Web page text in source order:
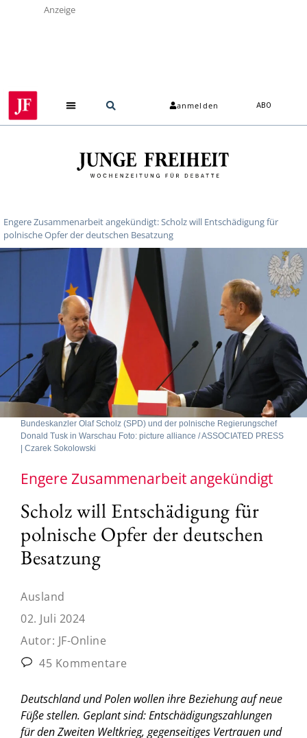
Anzeige
anmelden ABO
Engere Zusammenarbeit angekündigt: Scholz will Entschädigung für
polnische Opfer der deutschen Besatzung
Bundeskanzler Olaf Scholz (SPD) und der polnische Regierungschef
Donald Tusk in Warschau Foto: picture alliance / ASSOCIATED PRESS
| Czarek Sokolowski
Engere Zusammenarbeit angekündigt
Scholz will Entschädigung für
polnische Opfer der deutschen
Besatzung
Ausland
02. Juli 2024
Autor: JF-Online
45 Kommentare
Deutschland und Polen wollen ihre Beziehung auf neue
Füße stellen. Geplant sind: Entschädigungszahlungen
für den Zweiten Weltkrieg, gegenseitiges Vertrauen und